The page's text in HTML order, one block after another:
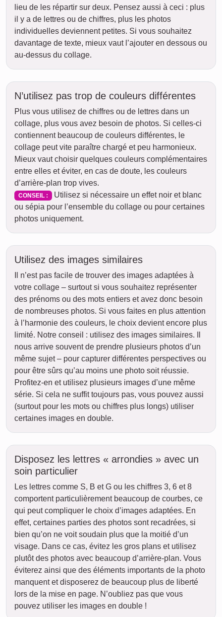
lieu de les répartir sur deux. Pensez aussi à ceci : plus
il y a de lettres ou de chiffres, plus les photos
individuelles deviennent petites. Si vous souhaitez
davantage de texte, mieux vaut l’ajouter en dessous ou
au-dessus du collage.
N’utilisez pas trop de couleurs différentes
Plus vous utilisez de chiffres ou de lettres dans un
collage, plus vous avez besoin de photos. Si celles-ci
contiennent beaucoup de couleurs différentes, le
collage peut vite paraître chargé et peu harmonieux.
Mieux vaut choisir quelques couleurs complémentaires
entre elles et éviter, en cas de doute, les couleurs
d’arrière-plan trop vives.
CONSEIL :
Utilisez si nécessaire un effet noir et blanc
ou sépia pour l’ensemble du collage ou pour certaines
photos uniquement.
Utilisez des images similaires
Il n’est pas facile de trouver des images adaptées à
votre collage – surtout si vous souhaitez représenter
des prénoms ou des mots entiers et avez donc besoin
de nombreuses photos. Si vous faites en plus attention
à l’harmonie des couleurs, le choix devient encore plus
limité. Notre conseil : utilisez des images similaires. Il
nous arrive souvent de prendre plusieurs photos d’un
même sujet – pour capturer différentes perspectives ou
pour être sûrs qu’au moins une photo soit réussie.
Profitez-en et utilisez plusieurs images d’une même
série. Si cela ne suffit toujours pas, vous pouvez aussi
(surtout pour les mots ou chiffres plus longs) utiliser
certaines images en double.
Disposez les lettres « arrondies » avec un
soin particulier
Les lettres comme S, B et G ou les chiffres 3, 6 et 8
comportent particulièrement beaucoup de courbes, ce
qui peut compliquer le choix d’images adaptées. En
effet, certaines parties des photos sont recadrées, si
bien qu’on ne voit soudain plus que la moitié d’un
visage. Dans ce cas, évitez les gros plans et utilisez
plutôt des photos avec beaucoup d’arrière-plan. Vous
éviterez ainsi que des éléments importants de la photo
manquent et disposerez de beaucoup plus de liberté
lors de la mise en page. N’oubliez pas que vous
pouvez utiliser les images en double !